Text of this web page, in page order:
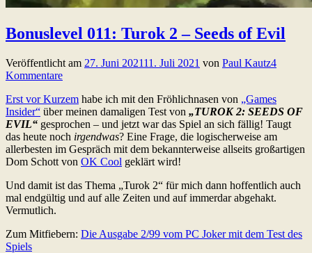
Bonuslevel 011: Turok 2 – Seeds of Evil
Veröffentlicht am 27. Juni 202111. Juli 2021 von Paul Kautz4
Kommentare
Erst vor Kurzem habe ich mit den Fröhlichnasen von „Games
Insider“ über meinen damaligen Test von „TUROK 2: SEEDS OF
EVIL“ gesprochen – und jetzt war das Spiel an sich fällig! Taugt
das heute noch irgendwas? Eine Frage, die logischerweise am
allerbesten im Gespräch mit dem bekannterweise allseits großartigen
Dom Schott von OK Cool geklärt wird!
Und damit ist das Thema „Turok 2“ für mich dann hoffentlich auch
mal endgültig und auf alle Zeiten und auf immerdar abgehakt.
Vermutlich.
Zum Mitfiebern: Die Ausgabe 2/99 vom PC Joker mit dem Test des
Spiels